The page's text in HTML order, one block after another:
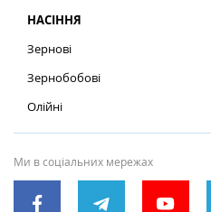
НАСІННЯ
Зернові
Зернобобові
Олійні
Ми в соціальних мережах